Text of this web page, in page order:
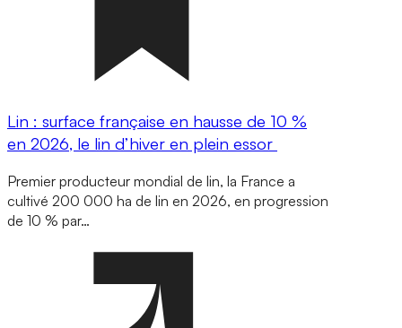
Lin : surface française en hausse de 10 %
en 2026, le lin d’hiver en plein essor
Premier producteur mondial de lin, la France a
cultivé 200 000 ha de lin en 2026, en progression
de 10 % par…